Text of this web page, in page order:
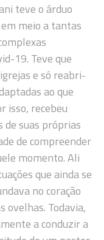
teve o árduo
meio a tantas
19. Teve que
e só reabri-
ao que
isso, recebeu
de suas próprias
de compreender
momento. Ali
que ainda se
no coração
ovelhas. Todavia,
a conduzir a